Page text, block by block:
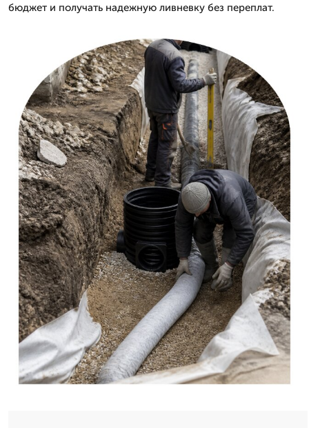
бюджет и получать надежную ливневку без переплат.